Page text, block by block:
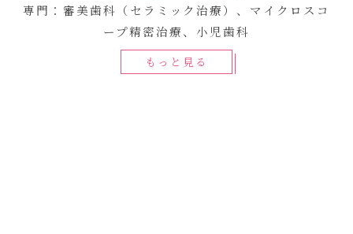
専門：審美歯科（セラミック治療）、マイクロスコ
ープ精密治療、小児歯科
もっと見る